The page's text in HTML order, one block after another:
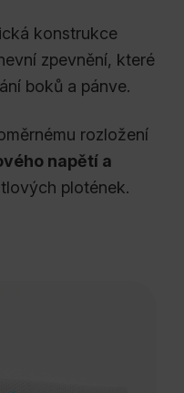
konstrukce
zpevnění, které
boků a pánve.
rozložení
napětí a
plotének.